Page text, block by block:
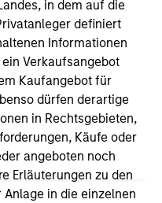
in dem auf die
definiert
Informationen
Verkaufsangebot
Kaufangebot für
dürfen derartige
in Rechtsgebieten,
Käufe oder
angeboten noch
Erläuterungen zu den
in die einzelnen
sponsored, or
By clicking on any
are navigating to a
hyperlinks to you
of any hyperlink is
approval,
by us of any
site. In no event
contained on